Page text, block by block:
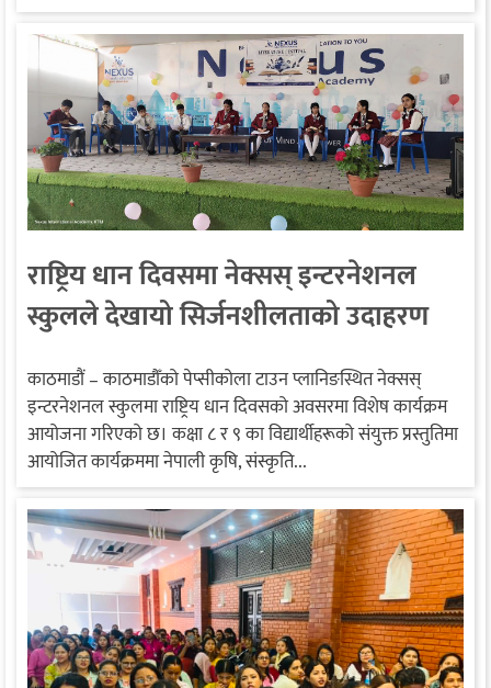
राष्ट्रिय धान दिवसमा नेक्सस् इन्टरनेशनल
स्कुलले देखायो सिर्जनशीलताको उदाहरण
काठमाडौं – काठमाडौँको पेप्सीकोला टाउन प्लानिङस्थित नेक्सस्
इन्टरनेशनल स्कुलमा राष्ट्रिय धान दिवसको अवसरमा विशेष कार्यक्रम
आयोजना गरिएको छ। कक्षा ८ र ९ का विद्यार्थीहरूको संयुक्त प्रस्तुतिमा
आयोजित कार्यक्रममा नेपाली कृषि, संस्कृति...